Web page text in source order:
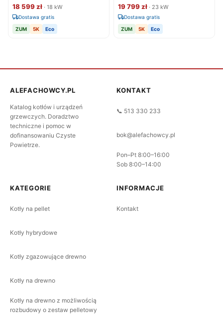
18 599 zł · 18 kW
Dostawa gratis
ZUM
5K Eco
19 799 zł · 23 kW
Dostawa gratis
ZUM
5K Eco
ALEFACHOWCY.PL
Katalog kotłów i urządzeń
grzewczych. Doradztwo
techniczne i pomoc w
dofinansowaniu Czyste
Powietrze.
KONTAKT
📞 513 330 233
bok@alefachowcy.pl
Pon–Pt 8:00–16:00
Sob 8:00–14:00
KATEGORIE
Kotły na pellet
Kotły hybrydowe
Kotły zgazowujące drewno
Kotły na drewno
Kotły na drewno z możliwością
rozbudowy o zestaw pelletowy
INFORMACJE
Kontakt